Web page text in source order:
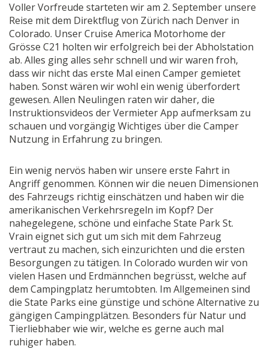
Voller Vorfreude starteten wir am 2. September unsere
Reise mit dem Direktflug von Zürich nach Denver in
Colorado. Unser Cruise America Motorhome der
Grösse C21 holten wir erfolgreich bei der Abholstation
ab. Alles ging alles sehr schnell und wir waren froh,
dass wir nicht das erste Mal einen Camper gemietet
haben. Sonst wären wir wohl ein wenig überfordert
gewesen. Allen Neulingen raten wir daher, die
Instruktionsvideos der Vermieter App aufmerksam zu
schauen und vorgängig Wichtiges über die Camper
Nutzung in Erfahrung zu bringen.
Ein wenig nervös haben wir unsere erste Fahrt in
Angriff genommen. Können wir die neuen Dimensionen
des Fahrzeugs richtig einschätzen und haben wir die
amerikanischen Verkehrsregeln im Kopf? Der
nahegelegene, schöne und einfache State Park St.
Vrain eignet sich gut um sich mit dem Fahrzeug
vertraut zu machen, sich einzurichten und die ersten
Besorgungen zu tätigen. In Colorado wurden wir von
vielen Hasen und Erdmännchen begrüsst, welche auf
dem Campingplatz herumtobten. Im Allgemeinen sind
die State Parks eine günstige und schöne Alternative zu
gängigen Campingplätzen. Besonders für Natur und
Tierliebhaber wie wir, welche es gerne auch mal
ruhiger haben.